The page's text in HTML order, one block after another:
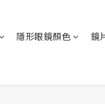
隱形眼鏡顏色 鏡